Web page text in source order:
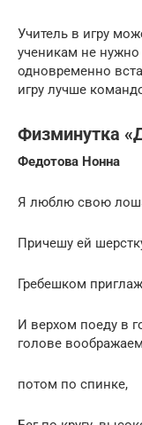
Учитель в игру
ученикам не
одновременно
игру лучше
Физминутка
Федотова Нонна
Я люблю свою
Причешу ей
Гребешком
И верхом поеду в
голове
потом по спинке,